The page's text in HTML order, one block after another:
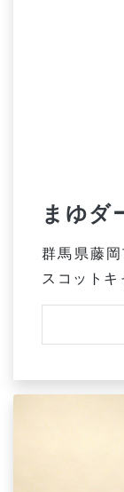
まゆダ
群馬県藤
スコットキ